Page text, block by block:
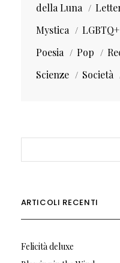
della Luna
Mystica
LGBTQ+
Poesia
Pop
Scienze
Società
ARTICOLI RECENTI
Felicità deluxe